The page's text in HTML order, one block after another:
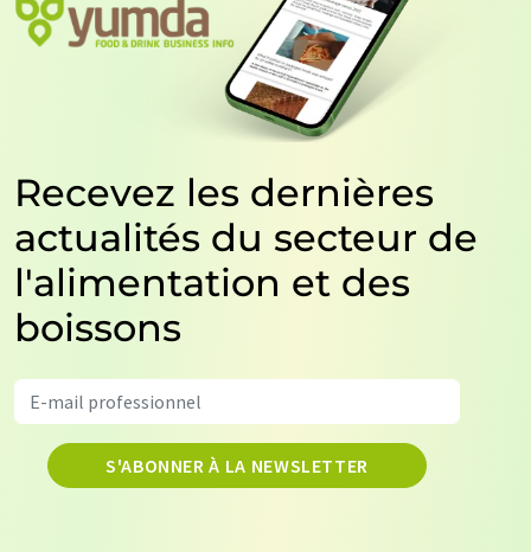
Recevez les dernières
actualités du secteur de
l'alimentation et des
boissons
S'ABONNER À LA NEWSLETTER